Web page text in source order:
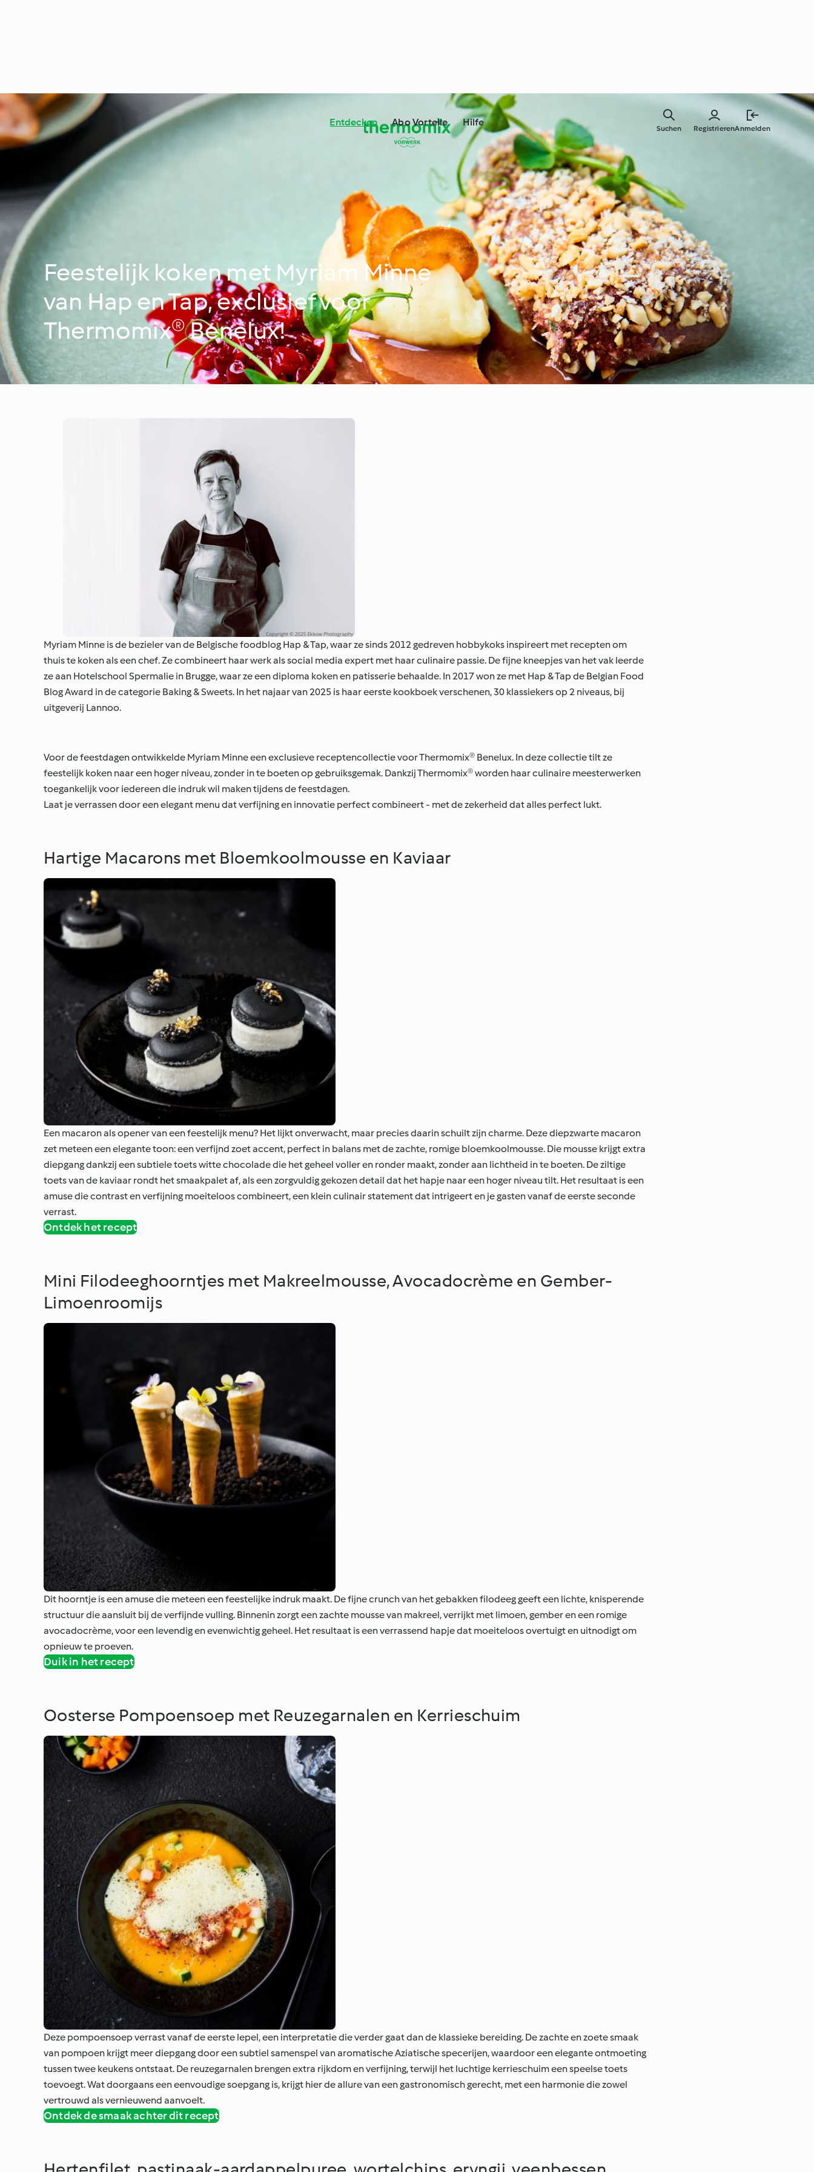
Entdecken Abo Vorteile Hilfe
RegistrierenAnmelden
Suchen
Feestelijk koken met Myriam Minne
van Hap en Tap, exclusief voor
Thermomix® Benelux!
Myriam Minne is de bezieler van de Belgische foodblog Hap & Tap, waar ze sinds 2012 gedreven hobbykoks inspireert met recepten om
thuis te koken als een chef. Ze combineert haar werk als social media expert met haar culinaire passie. De fijne kneepjes van het vak leerde
ze aan Hotelschool Spermalie in Brugge, waar ze een diploma koken en patisserie behaalde. In 2017 won ze met Hap & Tap de Belgian Food
Blog Award in de categorie Baking & Sweets. In het najaar van 2025 is haar eerste kookboek verschenen, 30 klassiekers op 2 niveaus, bij
uitgeverij Lannoo.
Voor de feestdagen ontwikkelde Myriam Minne een exclusieve receptencollectie voor Thermomix® Benelux. In deze collectie tilt ze
feestelijk koken naar een hoger niveau, zonder in te boeten op gebruiksgemak. Dankzij Thermomix® worden haar culinaire meesterwerken
toegankelijk voor iedereen die indruk wil maken tijdens de feestdagen.
Laat je verrassen door een elegant menu dat verfijning en innovatie perfect combineert - met de zekerheid dat alles perfect lukt.
Hartige Macarons met Bloemkoolmousse en Kaviaar
Een macaron als opener van een feestelijk menu? Het lijkt onverwacht, maar precies daarin schuilt zijn charme. Deze diepzwarte macaron
zet meteen een elegante toon: een verfijnd zoet accent, perfect in balans met de zachte, romige bloemkoolmousse. Die mousse krijgt extra
diepgang dankzij een subtiele toets witte chocolade die het geheel voller en ronder maakt, zonder aan lichtheid in te boeten. De ziltige
toets van de kaviaar rondt het smaakpalet af, als een zorgvuldig gekozen detail dat het hapje naar een hoger niveau tilt. Het resultaat is een
amuse die contrast en verfijning moeiteloos combineert, een klein culinair statement dat intrigeert en je gasten vanaf de eerste seconde
verrast.
Ontdek het recept
Mini Filodeeghoorntjes met Makreelmousse, Avocadocrème en Gember-
Limoenroomijs
Dit hoorntje is een amuse die meteen een feestelijke indruk maakt. De fijne crunch van het gebakken filodeeg geeft een lichte, knisperende
structuur die aansluit bij de verfijnde vulling. Binnenin zorgt een zachte mousse van makreel, verrijkt met limoen, gember en een romige
avocadocrème, voor een levendig en evenwichtig geheel. Het resultaat is een verrassend hapje dat moeiteloos overtuigt en uitnodigt om
opnieuw te proeven.
Duik in het recept
Oosterse Pompoensoep met Reuzegarnalen en Kerrieschuim
Deze pompoensoep verrast vanaf de eerste lepel, een interpretatie die verder gaat dan de klassieke bereiding. De zachte en zoete smaak
van pompoen krijgt meer diepgang door een subtiel samenspel van aromatische Aziatische specerijen, waardoor een elegante ontmoeting
tussen twee keukens ontstaat. De reuzegarnalen brengen extra rijkdom en verfijning, terwijl het luchtige kerrieschuim een speelse toets
toevoegt. Wat doorgaans een eenvoudige soepgang is, krijgt hier de allure van een gastronomisch gerecht, met een harmonie die zowel
vertrouwd als vernieuwend aanvoelt.
Ontdek de smaak achter dit recept